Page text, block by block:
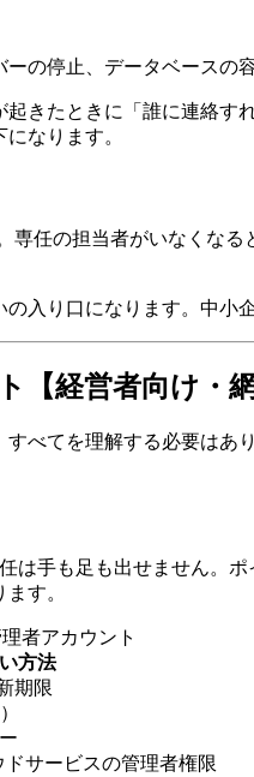
の停止、データベース
きたときに「誰に連絡
なります。
任の担当者がいなくな
入り口になります。中
【経営者向け・網
べてを理解する必要は
は手も足も出せません。
す。
者アカウント
方法
期限
ドサービスの管理者権限